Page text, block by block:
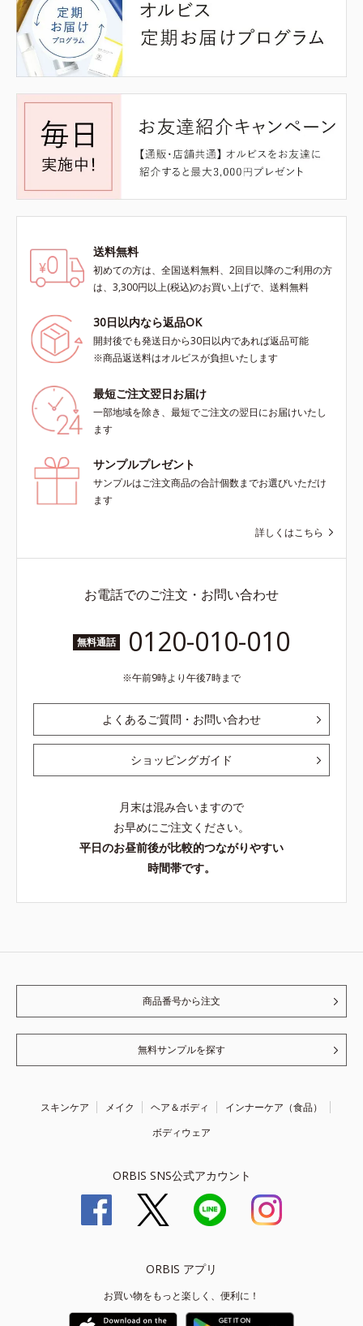
送料無料
初めての方は、全国送料無料、2回目以降のご利用の方
は、3,300円以上(税込)のお買い上げで、送料無料
30日以内なら返品OK
開封後でも発送日から30日以内であれば返品可能
※商品返送料はオルビスが負担いたします
最短ご注文翌日お届け
一部地域を除き、最短でご注文の翌日にお届けいたし
ます
サンプルプレゼント
サンプルはご注文商品の合計個数までお選びいただけ
ます
詳しくはこちら
お電話でのご注文・お問い合わせ
無料通話 0120-010-010
午前9時より午後7時まで
よくあるご質問・お問い合わせ
ショッピングガイド
月末は混み合いますので
お早めにご注文ください。
平日のお昼前後が比較的つながりやすい
時間帯です。
商品番号から注文
無料サンプルを探す
スキンケア メイク ヘア＆ボディ
インナーケア（食品）
ボディウェア
ORBIS SNS公式アカウント
ORBIS アプリ
お買い物をもっと楽しく、便利に！